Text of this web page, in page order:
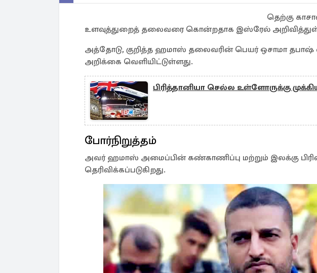
தெற்கு
உளவுத்துறைத் தலைவரை கொன்றதாக இஸ்ரேல்
அத்தோடு, குறித்த ஹமாஸ் தலைவரின் பெயர் ஒசாமா
அறிக்கை வெளியிட்டுள்ளது.
பிரித்தானியா செல்ல உள்ளோருக்கு
போர்நிறுத்தம்
அவர் ஹமாஸ் அமைப்பின் கண்காணிப்பு மற்றும் இலக்கு
தெரிவிக்கப்படுகிறது.